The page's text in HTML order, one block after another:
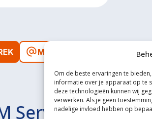
Om de beste ervaringen te
informatie over je apparaat op te
deze technologieën kunnen wij
verwerken. Als je geen
nadelige invloed hebben op
MAIL ONS
Service